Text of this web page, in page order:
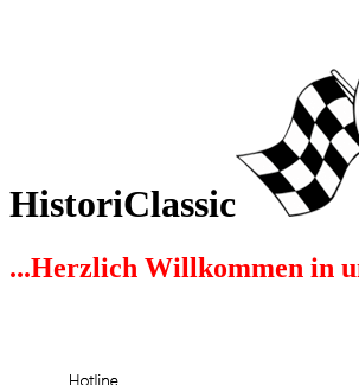
HistoriClassic
...Herzlich Willkommen in